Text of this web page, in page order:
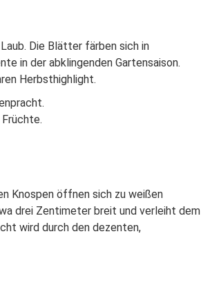
Die Blätter färben sich in
in der abklingenden Gartensaison.
Herbsthighlight.
Knospen öffnen sich zu weißen
drei Zentimeter breit und verleiht dem
wird durch den dezenten,